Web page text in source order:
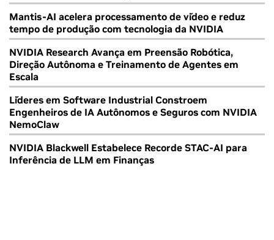
Mantis-AI acelera processamento de vídeo e reduz
tempo de produção com tecnologia da NVIDIA
NVIDIA Research Avança em Preensão Robótica,
Direção Autônoma e Treinamento de Agentes em
Escala
Líderes em Software Industrial Constroem
Engenheiros de IA Autônomos e Seguros com NVIDIA
NemoClaw
NVIDIA Blackwell Estabelece Recorde STAC-AI para
Inferência de LLM em Finanças